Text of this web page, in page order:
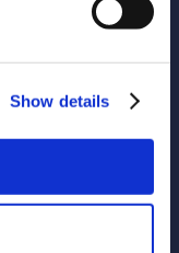
Show details